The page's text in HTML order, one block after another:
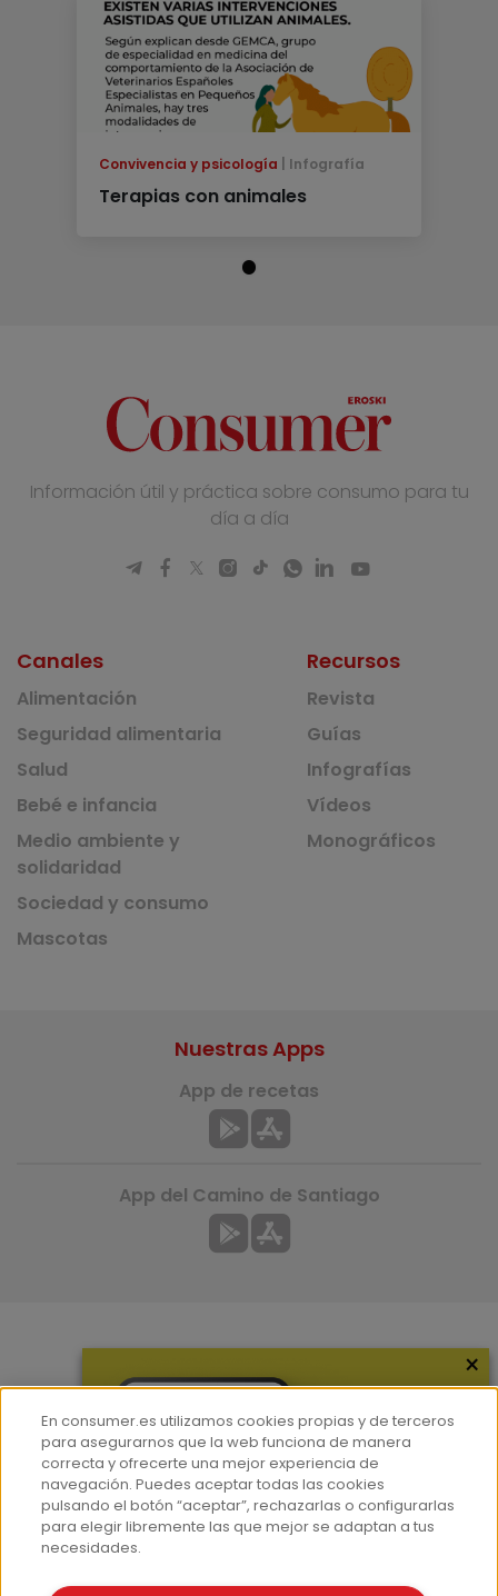
Convivencia y psicología Infografía
Terapias con animales
Información útil y práctica sobre consumo para tu
día a día
Canales
Alimentación
Seguridad alimentaria
Salud
Bebé e infancia
Medio ambiente y
solidaridad
Sociedad y consumo
Mascotas
Recursos
Revista
Guías
Infografías
Vídeos
Monográficos
Hemeroteca
Contacto
Prensa
Corpus Lingüístico Consumer
Nuestras Apps
App de recetas
App del Camino de Santiago
×
En consumer.es utilizamos cookies propias y de terceros
para asegurarnos que la web funciona de manera
correcta y ofrecerte una mejor experiencia de
navegación. Puedes aceptar todas las cookies
pulsando el botón “aceptar”, rechazarlas o configurarlas
para elegir libremente las que mejor se adaptan a tus
necesidades.